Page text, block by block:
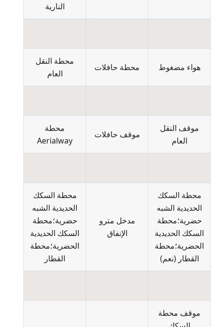
النارية
هواء مضغوط محطة حافلات
محطة النقل
العام
موقف النقل
العام
موقف حافلات
محطة
Aerialway
محطة السكك
الحديدية الشبه
حضرية؛محطة
السكك الحديدية
الحضرية؛محطة
القطار (نعم)
مدخل مترو
الإنفاق
محطة السكك
الحديدية الشبه
حضرية؛محطة
السكك الحديدية
الحضرية؛محطة
القطار
موقف محطة